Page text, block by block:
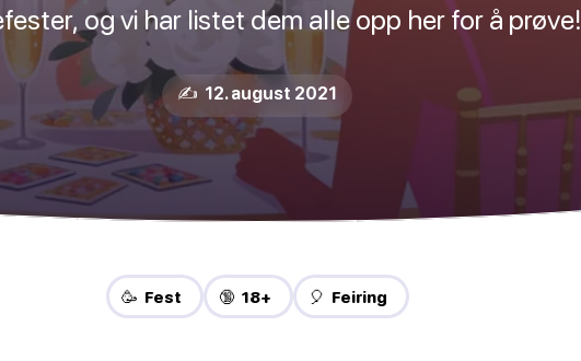
og vi har listet dem alle opp her for å prøve!
✍️ 12. august 2021
🥳 Fest 🔞 18+ 🎈 Feiring